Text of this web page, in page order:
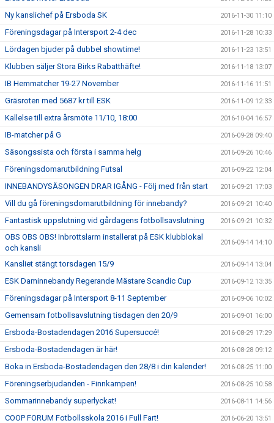
Ny kanslichef på Ersboda SK 2016-11-30 11:10
Föreningsdagar på Intersport 2-4 dec 2016-11-28 10:33
Lördagen bjuder på dubbel showtime! 2016-11-23 13:51
Klubben säljer Stora Birks Rabatthäfte! 2016-11-18 13:07
IB Hemmatcher 19-27 November 2016-11-16 11:51
Gräsroten med 5687 kr till ESK 2016-11-09 12:33
Kallelse till extra årsmöte 11/10, 18:00 2016-10-04 16:57
IB-matcher på G 2016-09-28 09:40
Säsongssista och första i samma helg 2016-09-26 10:46
Föreningsdomarutbildning Futsal 2016-09-22 12:04
INNEBANDYSÄSONGEN DRAR IGÅNG - Följ med från start 2016-09-21 17:03
Vill du gå föreningsdomarutbildning för innebandy? 2016-09-21 10:40
Fantastisk uppslutning vid gårdagens fotbollsavslutning 2016-09-21 10:32
OBS OBS OBS! Inbrottslarm installerat på ESK klubblokal
och kansli
2016-09-14 14:10
Kansliet stängt torsdagen 15/9 2016-09-14 13:04
ESK Daminnebandy Regerande Mästare Scandic Cup 2016-09-12 13:35
Föreningsdagar på Intersport 8-11 September 2016-09-06 10:02
Gemensam fotbollsavslutning tisdagen den 20/9 2016-09-01 16:00
Ersboda-Bostadendagen 2016 Supersuccé! 2016-08-29 17:29
Ersboda-Bostadendagen är här! 2016-08-28 09:12
Boka in Ersboda-Bostadendagen den 28/8 i din kalender! 2016-08-25 11:00
Föreningserbjudanden - Finnkampen! 2016-08-25 10:58
Sommarinnebandy superlyckat! 2016-08-11 14:56
COOP FORUM Fotbollsskola 2016 i Full Fart! 2016-06-20 13:51